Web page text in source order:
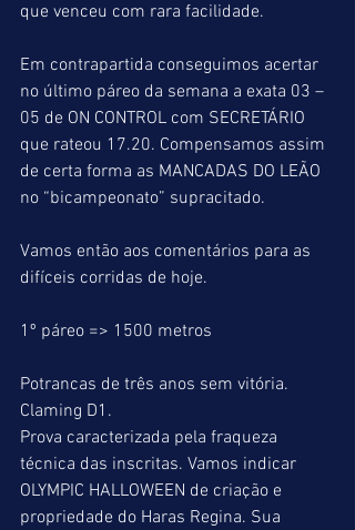
que venceu com rara facilidade.
Em contrapartida conseguimos acertar
no último páreo da semana a exata 03 –
05 de ON CONTROL com SECRETÁRIO
que rateou 17.20. Compensamos assim
de certa forma as MANCADAS DO LEÃO
no “bicampeonato” supracitado.
Vamos então aos comentários para as
difíceis corridas de hoje.
1º páreo => 1500 metros
Potrancas de três anos sem vitória.
Claming D1.
Prova caracterizada pela fraqueza
técnica das inscritas. Vamos indicar
OLYMPIC HALLOWEEN de criação e
propriedade do Haras Regina. Sua